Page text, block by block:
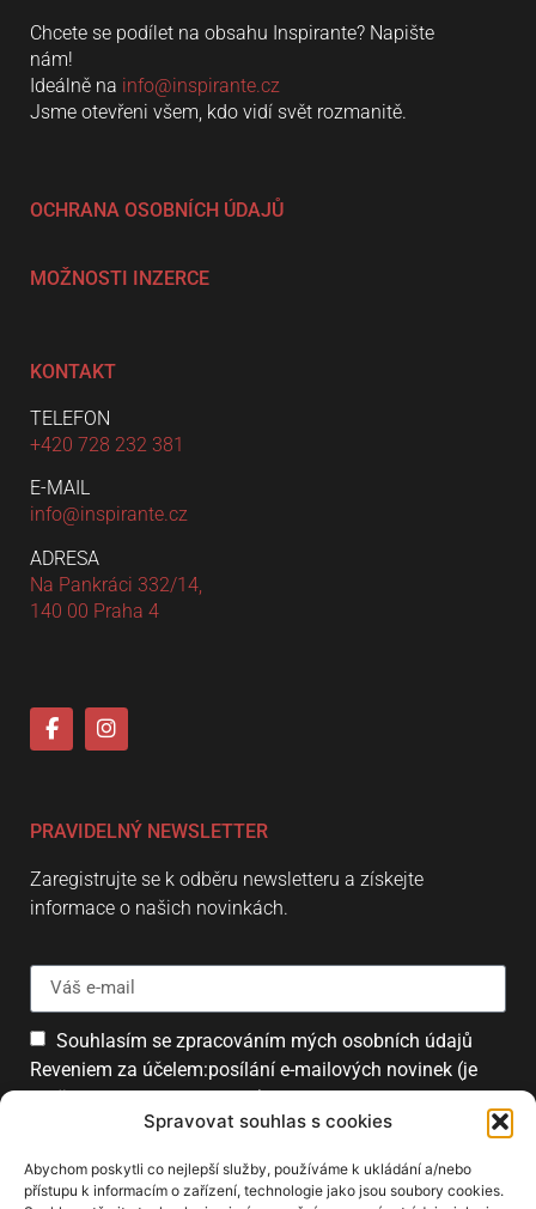
Spravovat souhlas s cookies
Abychom poskytli co nejlepší služby, používáme k ukládání a/nebo
přístupu k informacím o zařízení, technologie jako jsou soubory cookies.
Chcete se podílet na obsahu Inspirante? Napište
nám!
Ideálně na info@inspirante.cz
Jsme otevřeni všem, kdo vidí svět rozmanitě.
OCHRANA OSOBNÍCH ÚDAJŮ
MOŽNOSTI INZERCE
KONTAKT
TELEFON
+420 728 232 381
E-MAIL
info@inspirante.cz
ADRESA
Na Pankráci 332/14,
140 00 Praha 4
PRAVIDELNÝ NEWSLETTER
Zaregistrujte se k odběru newsletteru a získejte
informace o našich novinkách.
Souhlasím se zpracováním mých osobních údajů
Reveniem za účelem:posílání e-mailových novinek (je
možné se kdykoliv odhlásit).